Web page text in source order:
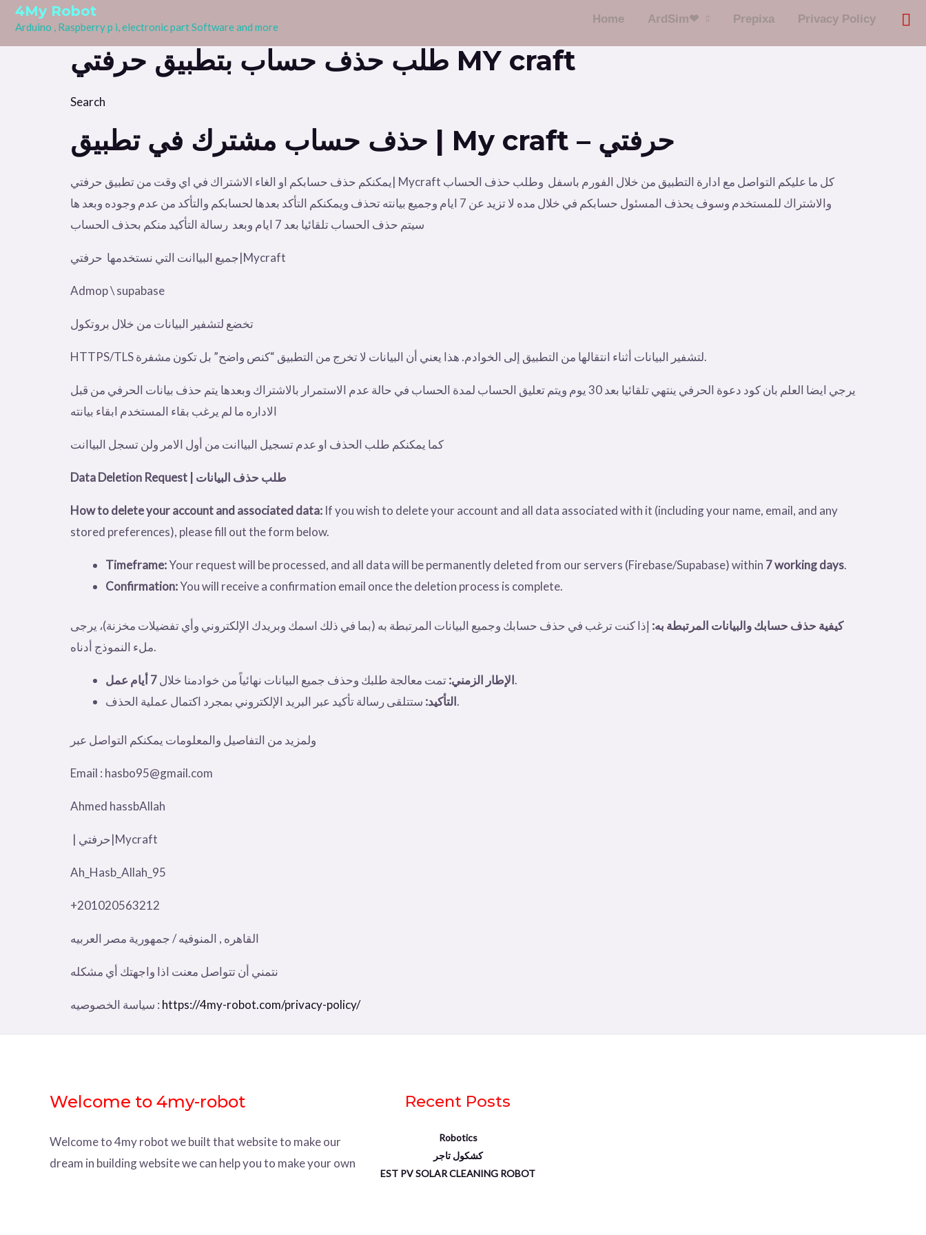
4My Robot
Arduino , Raspberry p i, electronic part Software and more
Home ArdSim❤ Prepixa Privacy Policy
طلب حذف حساب بتطبيق حرفتي MY craft
Search
حذف حساب مشترك في تطبيق | My craft – حرفتي
يمكنكم حذف حسابكم او الغاء الاشتراك في اي وقت من تطبيق حرفتي| Mycraft كل ما عليكم التواصل مع ادارة التطبيق من خلال الفورم باسفل وطلب حذف الحساب
والاشتراك للمستخدم وسوف يحذف المسئول حسابكم في خلال مده لا تزيد عن 7 ايام وجميع بيانته تحذف ويمكنكم التأكد بعدها لحسابكم والتأكد من عدم وجوده وبعد ها
سيتم حذف الحساب تلقائيا بعد 7 ايام وبعد رسالة التأكيد منكم بحذف الحساب
جميع البياانت التي نستخدمها حرفتي|Mycraft
Admop \ supabase
تخضع لتشفير البيانات من خلال بروتكول
HTTPS/TLS لتشفير البيانات أثناء انتقالها من التطبيق إلى الخوادم. هذا يعني أن البيانات لا تخرج من التطبيق “كنص واضح” بل تكون مشفرة.
يرجي ايضا العلم بان كود دعوة الحرفي ينتهي تلقائيا بعد 30 يوم ويتم تعليق الحساب لمدة الحساب في حالة عدم الاستمرار بالاشتراك وبعدها يتم حذف بيانات الحرفي من قبل
كما يمكنكم طلب الحذف او عدم تسجيل البياانت من أول الامر ولن تسجل البياانت
Data Deletion Request | طلب حذف البيانات
How to delete your account and associated data: If you wish to delete your account and all data associated with it (including your name, email, and any
stored preferences), please fill out the form below.
Timeframe:Your request will be processed, and all data will be permanently deleted from our servers (Firebase/Supabase) within 7 working days.
Confirmation:You will receive a confirmation email once the deletion process is complete.
كيفية حذف حسابك والبيانات المرتبطة به: إذا كنت ترغب في حذف حسابك وجميع البيانات المرتبطة به (بما في ذلك اسمك وبريدك الإلكتروني وأي تفضيلات مخزنة)، يرجى
ملء النموذج أدناه.
الإطار الزمني:تمت معالجة طلبك وحذف جميع البيانات نهائياً من خوادمنا خلال7 أيام عمل
.
التأكيد:ستتلقى رسالة تأكيد عبر البريد الإلكتروني بمجرد اكتمال عملية الحذف.
Email : hasbo95@gmail.com
Ahmed hassbAllah
| حرفتي|Mycraft
Ah_Hasb_Allah_95
+201020563212
القاهره , المنوفيه / جمهورية مصر العربيه
نتمني أن تتواصل معنت اذا واجهتك أي مشكله
سياسة الخصوصيه : https://4my-robot.com/privacy-policy/
Welcome to 4my-robot
Welcome to 4my robot we built that website to make our
dream in building website we can help you to make your own
Recent Posts
Robotics
كشكول تاجر
EST PV SOLAR CLEANING ROBOT